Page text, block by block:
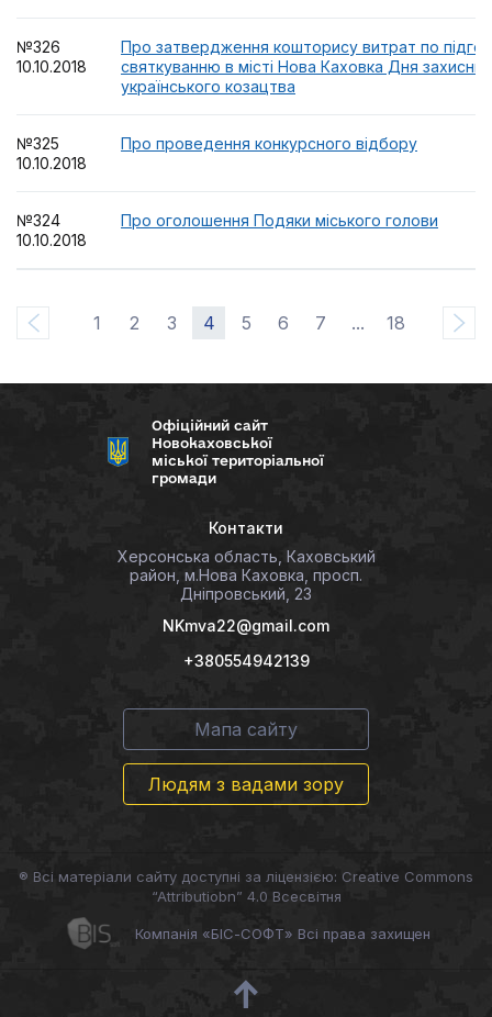
№326
10.10.2018
Про затвердження кошторису витрат по
святкуванню в місті Нова Каховка Дня
українського козацтва
№325
10.10.2018
Про проведення конкурсного відбору
№324
10.10.2018
Про оголошення Подяки міського голови
1 2 3 4 5 6 7 ... 18
Офіційний сайт
Новокаховської
міської територіальної
громади
Контакти
Херсонська область, Каховський
район, м.Нова Каховка, просп.
Дніпровський, 23
NKmva22@gmail.com
+380554942139
Мапа сайту
Людям з вадами зору
® Всі матеріали сайту доступні за ліцензією: Creative Commons
“Attributiobn” 4.0 Всесвітня
Компанія «БІС-СОФТ» Всі права захищен